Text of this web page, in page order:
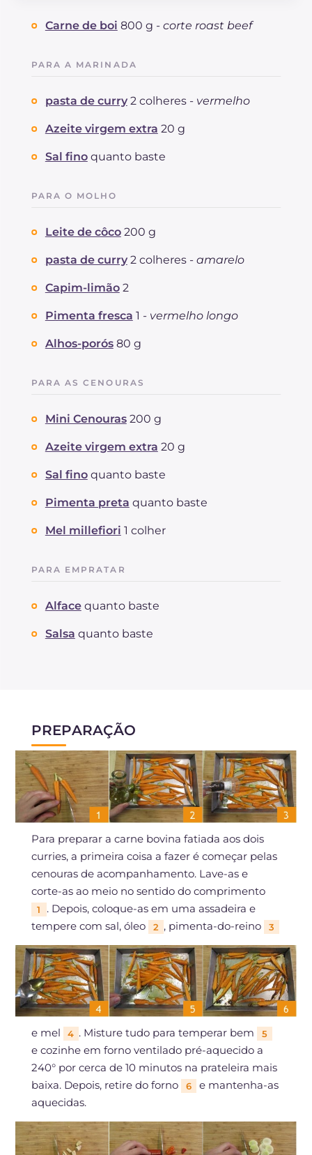
dos quais açúcares g
Gorduras
Fibra g
Colesterol
Carne de boi 800 g - corte roast beef
PARA A MARINADA
pasta de curry 2 colheres - vermelho
Azeite virgem extra 20 g
Sal fino quanto baste
PARA O MOLHO
Leite de côco 200 g
pasta de curry 2 colheres - amarelo
Capim-limão 2
Pimenta fresca 1 - vermelho longo
Alhos-porós 80 g
PARA AS CENOURAS
Mini Cenouras 200 g
Azeite virgem extra 20 g
Sal fino quanto baste
Pimenta preta quanto baste
Mel millefiori 1 colher
PARA EMPRATAR
Alface quanto baste
Salsa quanto baste
PREPARAÇÃO
Para preparar a carne bovina fatiada aos dois
curries, a primeira coisa a fazer é começar pelas
cenouras de acompanhamento. Lave-as e
corte-as ao meio no sentido do comprimento
1
. Depois, coloque-as em uma assadeira e
tempere com sal, óleo
2 , pimenta-do-reino 3
e mel 4 . Misture tudo para temperar bem 5
e cozinhe em forno ventilado pré-aquecido a
240° por cerca de 10 minutos na prateleira mais
baixa. Depois, retire do forno
6
e mantenha-as
aquecidas.